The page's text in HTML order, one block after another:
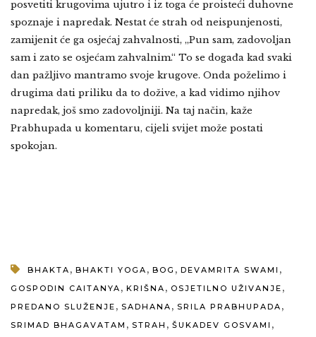
posvetiti krugovima ujutro i iz toga će proisteći duhovne
spoznaje i napredak. Nestat će strah od neispunjenosti,
zamijenit će ga osjećaj zahvalnosti, „Pun sam, zadovoljan
sam i zato se osjećam zahvalnim.“ To se događa kad svaki
dan pažljivo mantramo svoje krugove. Onda poželimo i
drugima dati priliku da to dožive, a kad vidimo njihov
napredak, još smo zadovoljniji. Na taj način, kaže
Prabhupada u komentaru, cijeli svijet može postati
spokojan.
BHAKTA , BHAKTI YOGA , BOG , DEVAMRITA SWAMI ,
GOSPODIN CAITANYA , KRIŠNA , OSJETILNO UŽIVANJE ,
PREDANO SLUŽENJE , SADHANA , SRILA PRABHUPADA ,
SRIMAD BHAGAVATAM , STRAH , ŠUKADEV GOSVAMI ,